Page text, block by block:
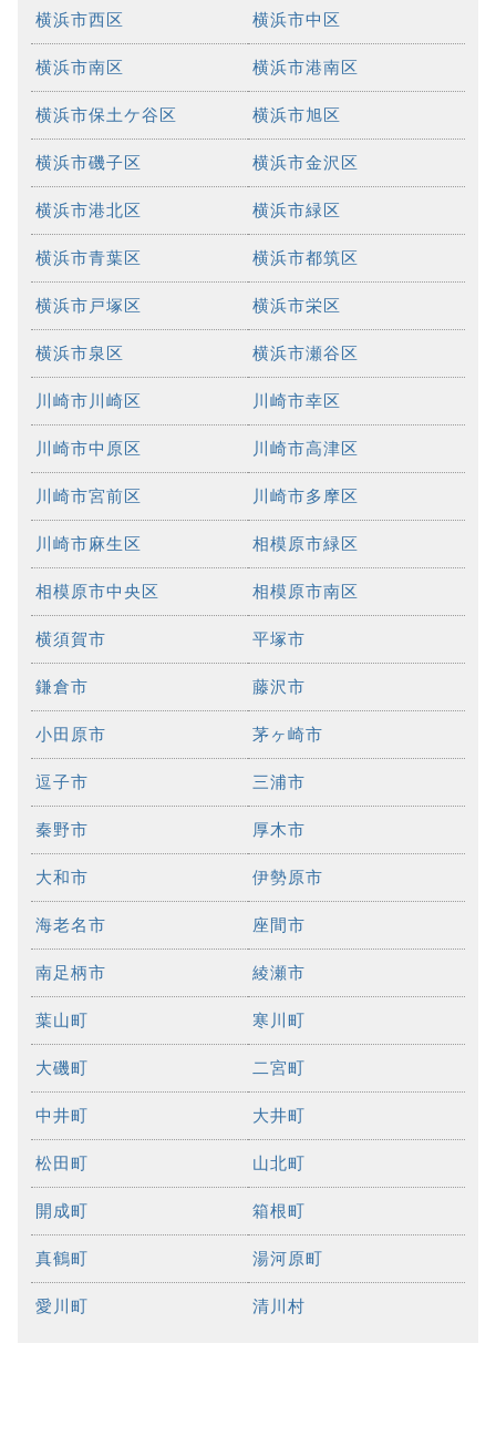
横浜市西区 横浜市中区
横浜市南区 横浜市港南区
横浜市保土ケ谷区 横浜市旭区
横浜市磯子区 横浜市金沢区
横浜市港北区 横浜市緑区
横浜市青葉区 横浜市都筑区
横浜市戸塚区 横浜市栄区
横浜市泉区 横浜市瀬谷区
川崎市川崎区 川崎市幸区
川崎市中原区 川崎市高津区
川崎市宮前区 川崎市多摩区
川崎市麻生区 相模原市緑区
相模原市中央区 相模原市南区
横須賀市 平塚市
鎌倉市 藤沢市
小田原市 茅ヶ崎市
逗子市 三浦市
秦野市 厚木市
大和市 伊勢原市
海老名市 座間市
南足柄市 綾瀬市
葉山町 寒川町
大磯町 二宮町
中井町 大井町
松田町 山北町
開成町 箱根町
真鶴町 湯河原町
愛川町 清川村